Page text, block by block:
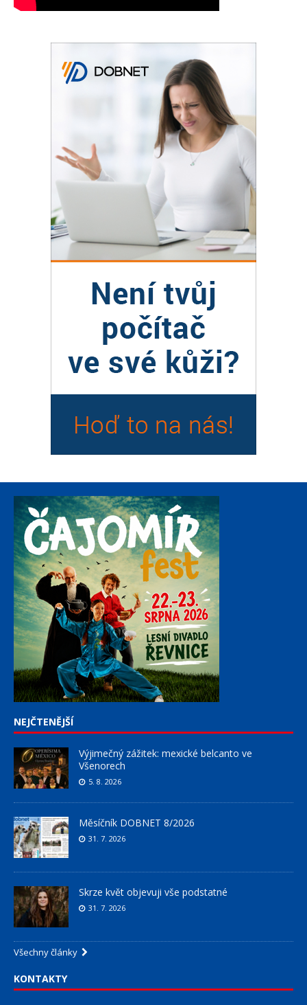
NEJČTENĚJŠÍ
Výjimečný zážitek: mexické belcanto ve
Všenorech
5. 8. 2026
Měsíčník DOBNET 8/2026
31. 7. 2026
Skrze květ objevuji vše podstatné
31. 7. 2026
Všechny články
KONTAKTY